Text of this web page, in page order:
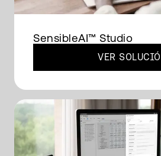
SensibleAI‍™ Studio
VER